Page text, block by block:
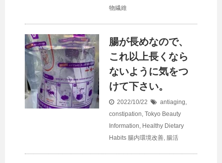
物繊維
腸が長めなので、
これ以上長くなら
ないように気をつ
けて下さい。
2022/10/22 antiaging,
constipation, Tokyo Beauty
Information, Healthy Dietary
Habits 腸内環境改善, 腸活